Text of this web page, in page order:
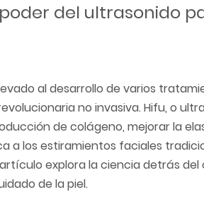
del ultrasonido
al desarrollo de varios
no invasiva. Hifu, o
de colágeno, mejorar la
a los estiramientos faciales
explora la ciencia detrás del
de la piel.